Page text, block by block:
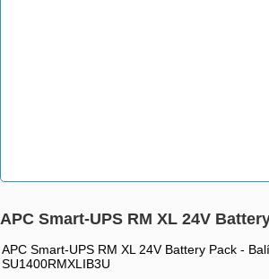
APC Smart-UPS RM XL 24V
APC Smart-UPS RM XL 24V Battery Pack -
SU1400RMXLIB3U